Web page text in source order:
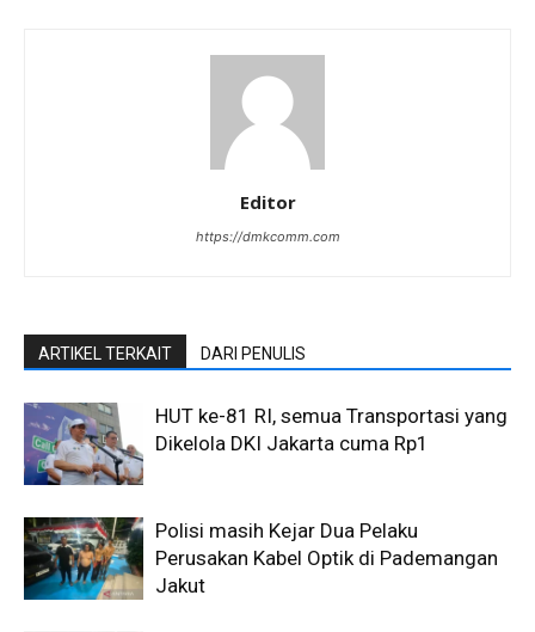
Editor
https://dmkcomm.com
ARTIKEL TERKAIT DARI PENULIS
HUT ke-81 RI, semua Transportasi yang
Dikelola DKI Jakarta cuma Rp1
Polisi masih Kejar Dua Pelaku
Perusakan Kabel Optik di Pademangan
Jakut